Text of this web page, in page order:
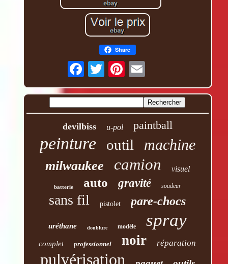
Share
devilbiss u-pol paintball
peinture outil machine
milwaukee camion visuel
batterie auto gravité soudeur
sans fil pistolet pare-chocs
uréthane doublure modèle spray
complet professionnel noir réparation
pulvérisation